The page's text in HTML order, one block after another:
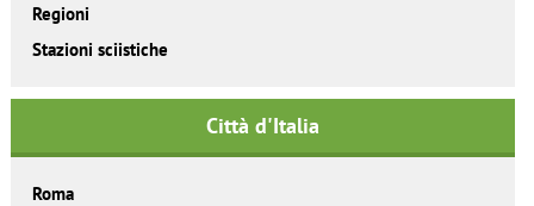
Regioni
Stazioni sciistiche
Città d'Italia
Roma